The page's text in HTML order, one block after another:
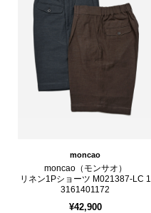
moncao
moncao（モンサオ）
リネン1Pショーツ M021387-LC 1
3161401172
¥42,900